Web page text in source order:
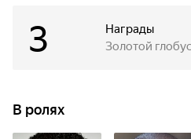
Награды
3
В ролях